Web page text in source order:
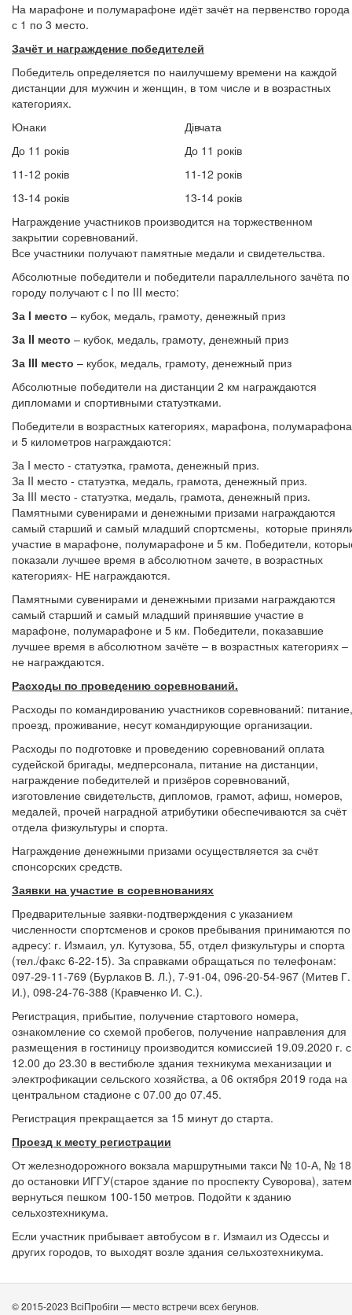
На марафоне и полумарафоне идёт зачёт на первенство города
с 1 по 3 место.
Зачёт и награждение победителей
Победитель определяется по наилучшему времени на каждой
дистанции для мужчин и женщин, в том числе и в возрастных
категориях.
Юнаки
Дівчата
До 11 років
До 11 років
11-12 років
11-12 років
13-14 років
13-14 років
Награждение участников производится на торжественном
закрытии соревнований.
Все участники получают памятные медали и свидетельства.
Абсолютные победители и победители параллельного зачёта по
городу получают с I по III место:
За I место – кубок, медаль, грамоту, денежный приз
За II место – кубок, медаль, грамоту, денежный приз
За III место – кубок, медаль, грамоту, денежный приз
Абсолютные победители на дистанции 2 км награждаются
дипломами и спортивными статуэтками.
Победители в возрастных категориях, марафона, полумарафона
и 5 километров награждаются:
За I место - статуэтка, грамота, денежный приз.
За II место - статуэтка, медаль, грамота, денежный приз.
За III место - статуэтка, медаль, грамота, денежный приз.
Памятными сувенирами и денежными призами награждаются
самый старший и самый младший спортсмены, которые
участие в марафоне, полумарафоне и 5 км. Победители,
показали лучшее время в абсолютном зачете, в возрастных
категориях- НЕ награждаются.
Памятными сувенирами и денежными призами награждаются
самый старший и самый младший принявшие участие в
марафоне, полумарафоне и 5 км. Победители, показавшие
лучшее время в абсолютном зачёте – в возрастных категориях –
не награждаются.
Расходы по проведению соревнований.
Расходы по командированию участников соревнований: питание,
проезд, проживание, несут командирующие организации.
Расходы по подготовке и проведению соревнований оплата
судейской бригады, медперсонала, питание на дистанции,
награждение победителей и призёров соревнований,
изготовление свидетельств, дипломов, грамот, афиш, номеров,
медалей, прочей наградной атрибутики обеспечиваются за счёт
отдела физкультуры и спорта.
Награждение денежными призами осуществляется за счёт
спонсорских средств.
Заявки на участие в соревнованиях
Предварительные заявки-подтверждения с указанием
численности спортсменов и сроков пребывания принимаются по
адресу: г. Измаил, ул. Кутузова, 55, отдел физкультуры и спорта
(тел./факс 6-22-15). За справками обращаться по телефонам:
097-29-11-769 (Бурлаков В. Л.), 7-91-04, 096-20-54-967 (Митев Г.
И.), 098-24-76-388 (Кравченко И. С.).
Регистрация, прибытие, получение стартового номера,
ознакомление со схемой пробегов, получение направления для
размещения в гостиницу производится комиссией 19.09.2020 г. с
12.00 до 23.30 в вестибюле здания техникума механизации и
электрофикации сельского хозяйства, а 06 октября 2019 года на
центральном стадионе с 07.00 до 07.45.
Регистрация прекращается за 15 минут до старта.
Проезд к месту регистрации
От железнодорожного вокзала маршрутными такси № 10-А, № 18
до остановки ИГГУ(старое здание по проспекту Суворова), затем
вернуться пешком 100-150 метров. Подойти к зданию
сельхозтехникума.
Если участник прибывает автобусом в г. Измаил из Одессы и
других городов, то выходят возле здания сельхозтехникума.
© 2015-2023 ВсіПробіги — место встречи всех бегунов.